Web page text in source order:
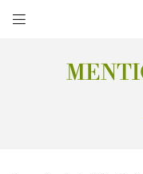

02 37 26 74 91